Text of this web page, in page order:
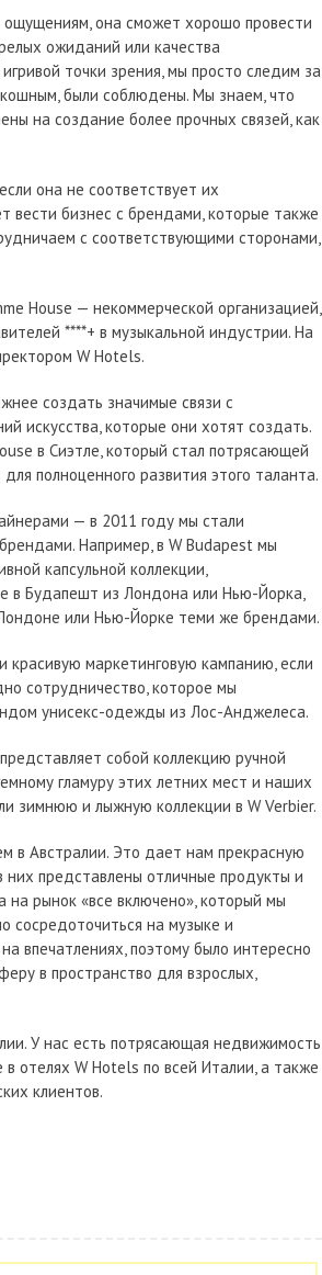
она сможет хорошо провести
ожиданий или качества
точки зрения, мы просто следим за
были соблюдены. Мы знаем, что
на создание более прочных связей, как
она не соответствует их
вести бизнес с брендами, которые также
с соответствующими сторонами,
House — некоммерческой организацией,
****+ в музыкальной индустрии. На
W Hotels.
создать значимые связи с
искусства, которые они хотят создать.
в Сиэтле, который стал потрясающей
полноценного развития этого таланта.
— в 2011 году мы стали
Например, в W Budapest мы
капсульной коллекции,
в Будапешт из Лондона или Нью-Йорка,
или Нью-Йорке теми же брендами.
красивую маркетинговую кампанию, если
сотрудничество, которое мы
унисекс-одежды из Лос-Анджелеса.
собой коллекцию ручной
гламуру этих летних мест и наших
зимнюю и лыжную коллекции в W Verbier.
в Австралии. Это дает нам прекрасную
представлены отличные продукты и
рынок «все включено», который мы
сосредоточиться на музыке и
впечатлениях, поэтому было интересно
в пространство для взрослых,
У нас есть потрясающая недвижимость
отелях W Hotels по всей Италии, а также
клиентов.